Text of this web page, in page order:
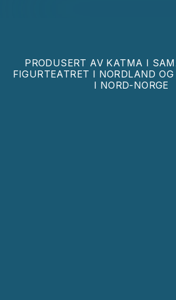
PRODUSERT AV KATMA I
FIGURTEATRET I NORDLAND
I NORD-NORGE